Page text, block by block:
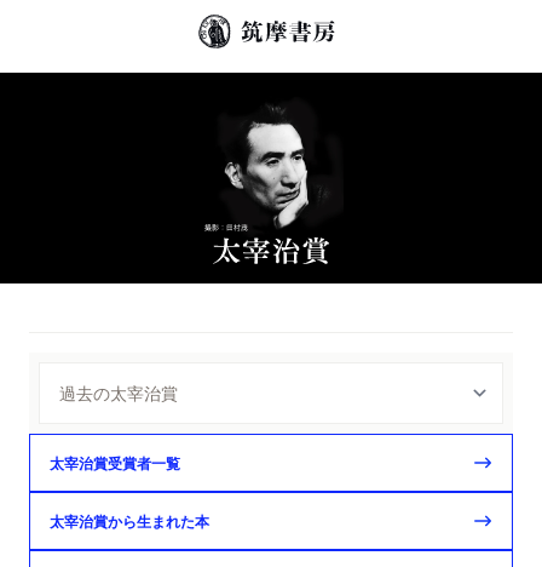
太宰治賞受賞者一覧
太宰治賞から生まれた本